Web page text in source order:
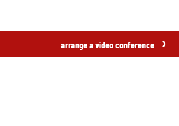
arrange a video conference ›